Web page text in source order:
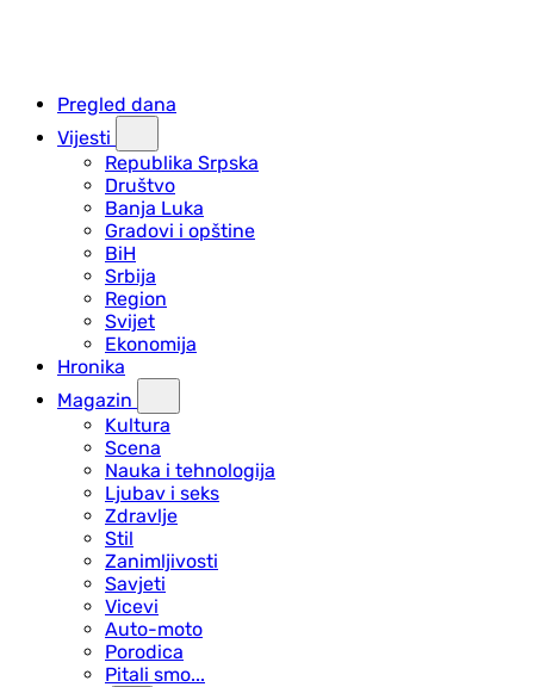
Pregled dana
Vijesti
Republika Srpska
Društvo
Banja Luka
Gradovi i opštine
BiH
Srbija
Region
Svijet
Ekonomija
Hronika
Magazin
Kultura
Scena
Nauka i tehnologija
Ljubav i seks
Zdravlje
Stil
Zanimljivosti
Savjeti
Vicevi
Auto-moto
Porodica
Pitali smo...